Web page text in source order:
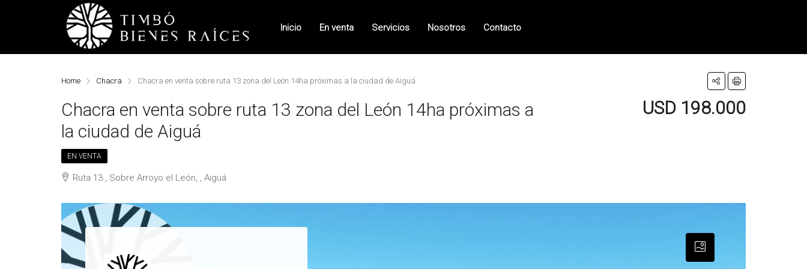
Inicio En venta Servicios Nosotros Contacto
Home Chacra Chacra en venta sobre ruta 13 zona del León 14ha próximas a la ciudad de Aiguá
Chacra en venta sobre ruta 13 zona del León 14ha próximas a
la ciudad de Aiguá
USD 198.000
EN VENTA
Ruta 13 , Sobre Arroyo el León, , Aiguá